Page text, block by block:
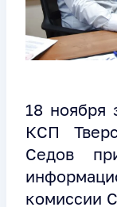
18 ноября
КСП
Седов
комиссии